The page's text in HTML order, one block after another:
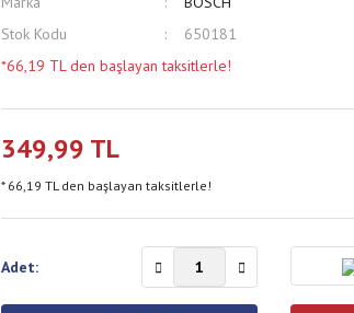
Stok Kodu
650181
*66,19 TL den başlayan taksitlerle!
349,99 TL
* 66,19 TL den başlayan taksitlerle!
Adet: